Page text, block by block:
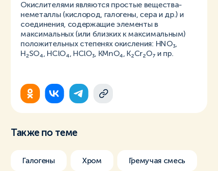
Окислителями являются простые вещества-
неметаллы (кислород, галогены, сера и др.) и
соединения, содержащие элементы в
максимальных (или близких к максимальным)
положительных степенях окисления: HNO₃,
H₂SO₄, HClO₄, HClO₃, KMnO₄, K₂Cr₂O₇ и пр.
Также по теме
Галогены Хром Гремучая смесь